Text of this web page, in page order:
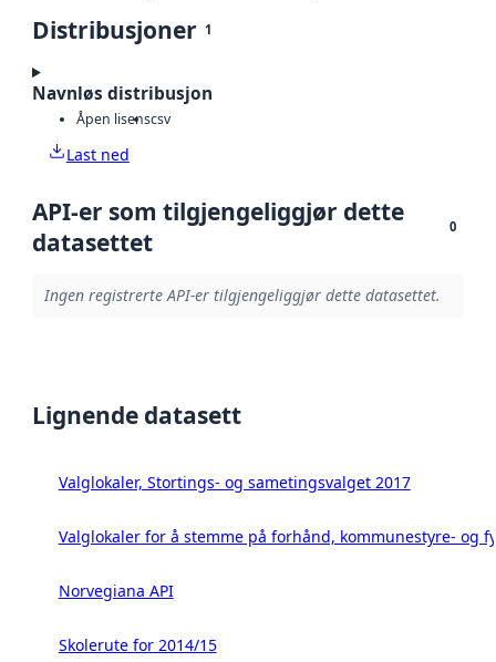
Distribusjoner 1
Navnløs distribusjon
Åpen lisenscsv
Last ned
API-er som tilgjengeliggjør dette
datasettet
0
Ingen registrerte API-er tilgjengeliggjør dette datasettet.
Lignende datasett
Valglokaler, Stortings- og sametingsvalget 2017
Valglokaler for å stemme på forhånd, kommunestyre- og
Norvegiana API
Skolerute for 2014/15